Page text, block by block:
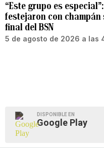
“Este grupo es
festejaron con champán
final del BSN
5 de agosto de 2026 a las
DISPONIBLE EN
Google Play